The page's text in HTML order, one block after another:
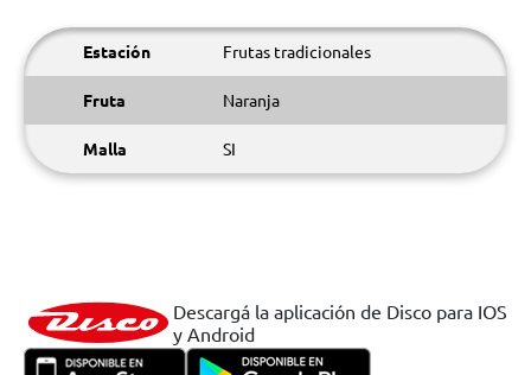
Estación Frutas tradicionales
Fruta Naranja
Malla SI
Descargá la aplicación de Disco para IOS
y Android